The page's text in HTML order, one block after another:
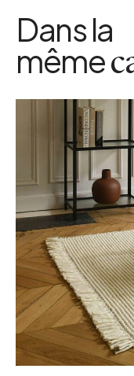
Dans la
même